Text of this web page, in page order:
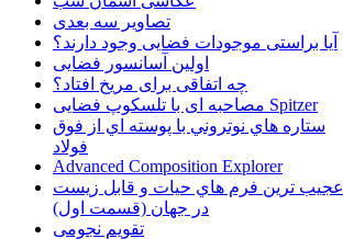
تصاویر سه بعدی
آیا براستی موجودات فضایی وجود دارند؟
اولین آسانسور فضایی
چه اتفاقی برای مریخ افتاد؟
مصاحبه ای با تلسکوپ فضایی Spitzer
ستاره هاي نوتروني با پوسته اي از فوق
فولاد
Advanced Composition Explorer
عجیب ترین فرم هاي حيات و قابل زيست
در جهان (قسمت اول)
تقویم نجومی